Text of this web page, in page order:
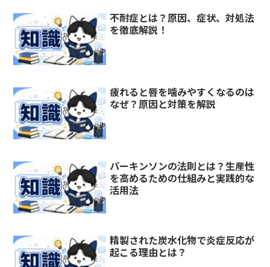
不耐症とは？原因、症状、対処法
を徹底解説！
疲れると唇を噛みやすくなるのは
なぜ？原因と対策を解説
パーキンソンの法則とは？生産性
を高めるための仕組みと実践的な
活用法
精製された炭水化物で炎症反応が
起こる理由とは？